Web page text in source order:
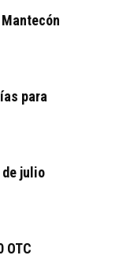
para
de julio
OTC